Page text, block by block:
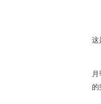
这
的